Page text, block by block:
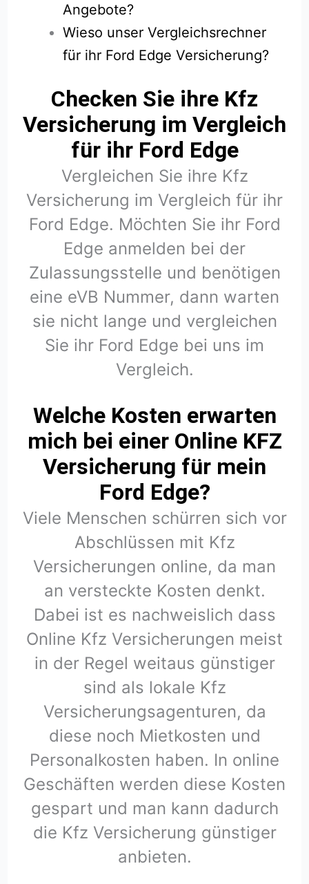
Angebote?
Wieso unser Vergleichsrechner
für ihr Ford Edge Versicherung?
Checken Sie ihre Kfz
Versicherung im Vergleich
für ihr Ford Edge
Vergleichen Sie ihre Kfz
Versicherung im Vergleich für ihr
Ford Edge. Möchten Sie ihr Ford
Edge anmelden bei der
Zulassungsstelle und benötigen
eine eVB Nummer, dann warten
sie nicht lange und vergleichen
Sie ihr Ford Edge bei uns im
Vergleich.
Welche Kosten erwarten
mich bei einer Online KFZ
Versicherung für mein
Ford Edge?
Viele Menschen schürren sich vor
Abschlüssen mit Kfz
Versicherungen online, da man
an versteckte Kosten denkt.
Dabei ist es nachweislich dass
Online Kfz Versicherungen meist
in der Regel weitaus günstiger
sind als lokale Kfz
Versicherungsagenturen, da
diese noch Mietkosten und
Personalkosten haben. In online
Geschäften werden diese Kosten
gespart und man kann dadurch
die Kfz Versicherung günstiger
anbieten.